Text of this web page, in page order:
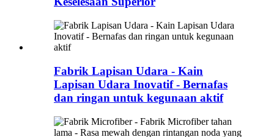
Fabrik Lapisan Udara - Kain
Lapisan Udara Inovatif - Bernafas
dan ringan untuk kegunaan aktif